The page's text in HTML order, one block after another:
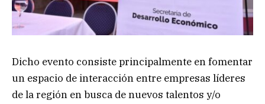
Dicho evento consiste principalmente en fomentar
un espacio de interacción entre empresas líderes
de la región en busca de nuevos talentos y/o